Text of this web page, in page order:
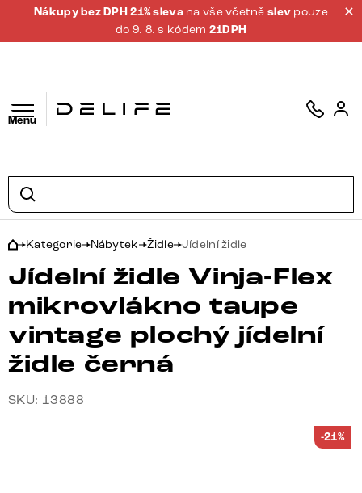
Nákupy bez DPH 21% sleva na vše včetněslev pouze
do 9. 8. s kódem 21DPH
Menu
Kategorie Nábytek Židle Jídelní židle
Jídelní židle Vinja-Flex
mikrovlákno taupe
vintage plochý jídelní
židle černá
SKU: 13888
-21%